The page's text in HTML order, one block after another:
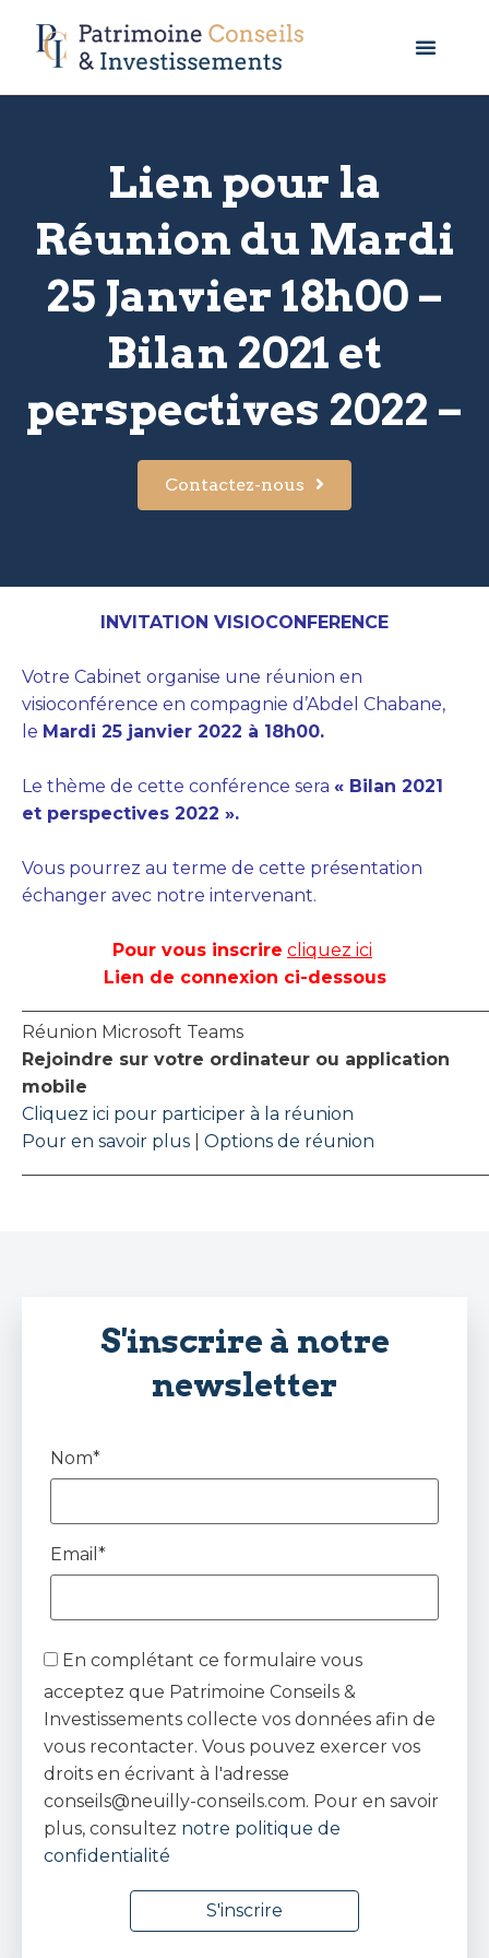
Lien pour la
Réunion du Mardi
25 Janvier 18h00 –
Bilan 2021 et
perspectives 2022 –
Contactez-nous
INVITATION VISIOCONFERENCE
Votre Cabinet organise une réunion en
visioconférence en compagnie d’Abdel Chabane,
le Mardi 25 janvier 2022 à 18h00.
Le thème de cette conférence sera « Bilan 2021
et perspectives 2022 ».
Vous pourrez au terme de cette présentation
échanger avec notre intervenant.
Pour vous inscrire cliquez ici
Lien de connexion ci-dessous
Réunion Microsoft Teams
Rejoindre sur votre ordinateur ou application
mobile
Cliquez ici pour participer à la réunion
Pour en savoir plus
Options de réunion
S'inscrire à notre
newsletter
Nom*
Email*
En complétant ce formulaire vous
acceptez que Patrimoine Conseils &
Investissements collecte vos données afin de
vous recontacter. Vous pouvez exercer vos
droits en écrivant à l'adresse
conseils@neuilly-conseils.com. Pour en savoir
plus, consultez notre politique de
confidentialité